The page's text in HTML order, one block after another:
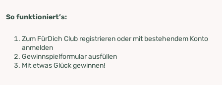
So funktioniert’s:
Zum FürDich Club registrieren oder mit bestehendem Konto
anmelden
Gewinnspielformular ausfüllen
Mit etwas Glück gewinnen!